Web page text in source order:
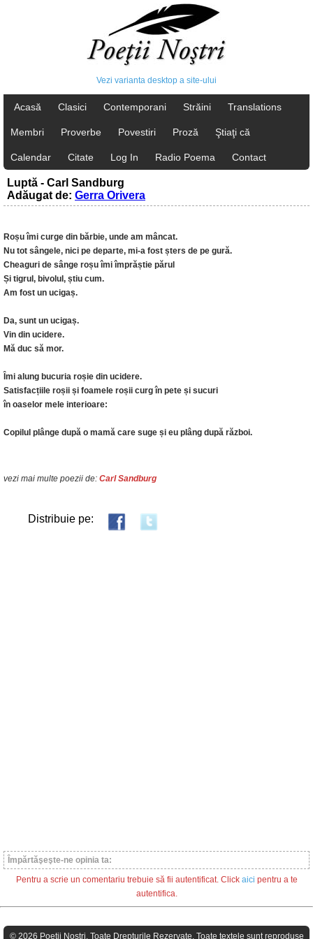
Vezi varianta desktop a site-ului
Acasă Clasici Contemporani Străini Translations
Membri Proverbe Povestiri Proză Ştiaţi că
Calendar Citate Log In Radio Poema Contact
Luptă - Carl Sandburg
Adăugat de: Gerra Orivera
Roșu îmi curge din bărbie, unde am mâncat.
Nu tot sângele, nici pe departe, mi-a fost șters de pe gură.
Cheaguri de sânge roșu îmi împrăștie părul
Și tigrul, bivolul, știu cum.
Am fost un ucigaș.
Da, sunt un ucigaș.
Vin din ucidere.
Mă duc să mor.
Îmi alung bucuria roșie din ucidere.
Satisfacțiile roșii și foamele roșii curg în pete și sucuri
în oaselor mele interioare:
Copilul plânge după o mamă care suge și eu plâng după război.
vezi mai multe poezii de: Carl Sandburg
Distribuie pe:
Împărtăşeşte-ne opinia ta:
Pentru a scrie un comentariu trebuie să fii autentificat. Click aici pentru a te
autentifica.
© 2026 Poeţii Nostri. Toate Drepturile Rezervate. Toate textele sunt reproduse